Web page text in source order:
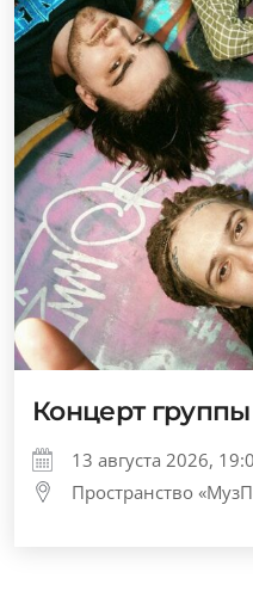
Концерт
13 августа 2026,
Пространство